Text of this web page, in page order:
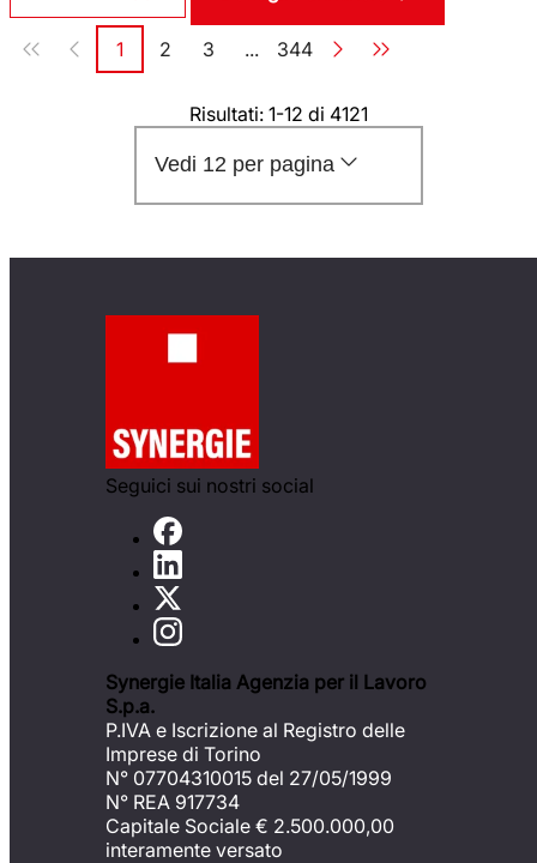
Paginazione
Pagina
1 Pagina
2 Pagina
3 ... Pagina
344
Risultati: 1-12 di 4121
Vedi 12 per pagina
Seguici sui nostri social
Synergie Italia Agenzia per il Lavoro
S.p.a.
P.IVA e Iscrizione al Registro delle
Imprese di Torino
N° 07704310015 del 27/05/1999
N° REA 917734
Capitale Sociale € 2.500.000,00
interamente versato